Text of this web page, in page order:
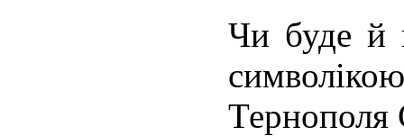
Чи буде й
Тернополя